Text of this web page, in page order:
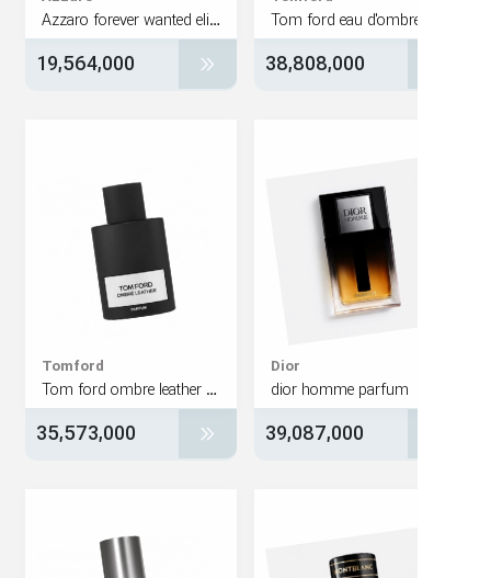
38,808,000
Azzaro forever wanted elixir
19,564,000
dior homme parfum
39,087,000
Tom ford ombre leather parfum
35,573,000